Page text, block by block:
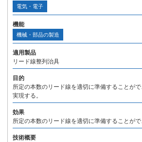
電気・電子
機能
機械・部品の製造
適用製品
リード線整列治具
目的
所定の本数のリード線を適切に準備することが
実現する。
効果
所定の本数のリード線を適切に準備することがで
技術概要